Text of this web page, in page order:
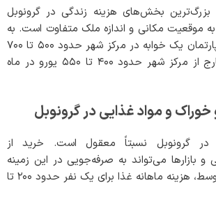
بخش‌های هزینه زندگی در گرونوبل
موقعیت مکانی و اندازه ملک متفاوت است. به
طور کلی، اجاره یک آپارتمان یک خوابه در مرکز شهر حدود ۵۰۰ تا ۷۰۰
یورو در ماه و در خارج از مرکز شهر حدود ۴۰۰ تا ۵۵۰ یورو در ماه
در گرونوبل نسبتاً معقول است. خرید از
بازارها می‌تواند به صرفه‌جویی در این زمینه
کمک کند. به طور متوسط، هزینه ماهانه غذا برای یک نفر حدود ۲۰۰ تا